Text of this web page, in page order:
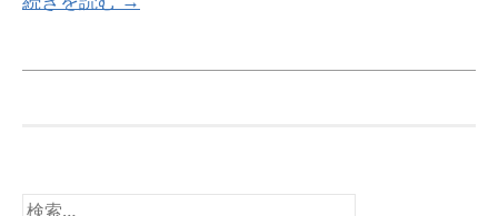
検